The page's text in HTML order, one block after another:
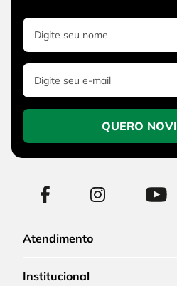
QUERO
Atendimento
Institucional